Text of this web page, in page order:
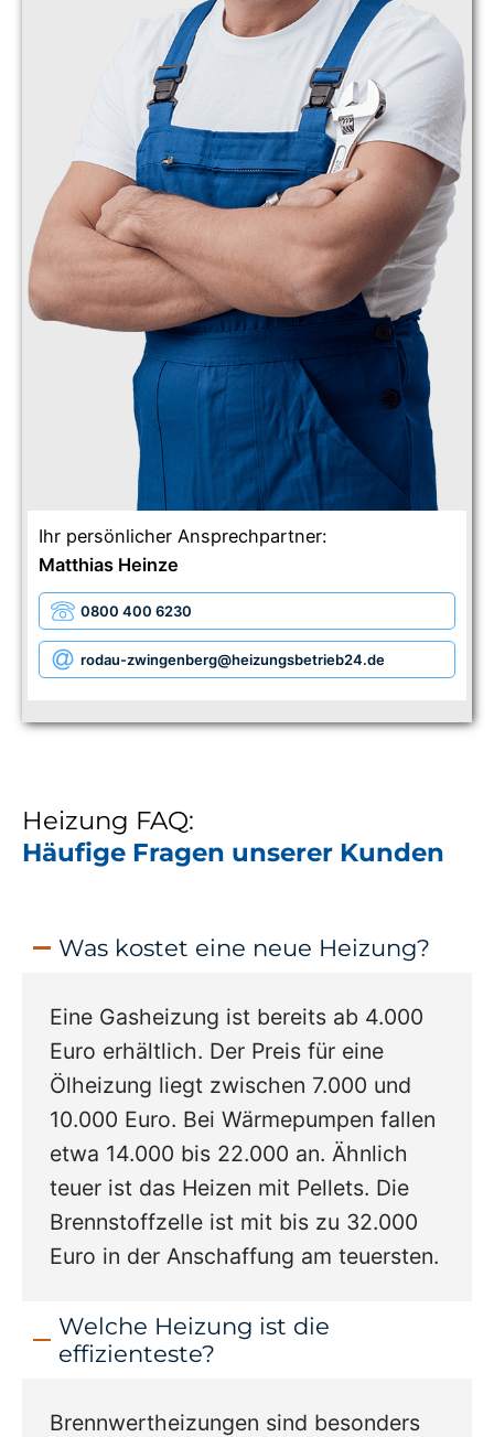
Ihr persönlicher Ansprechpartner:
Matthias Heinze
0800 400 6230
rodau-zwingenberg@heizungsbetrieb24.de
Heizung FAQ:
Häufige Fragen unserer Kunden
Was kostet eine neue Heizung?
Eine Gasheizung ist bereits ab 4.000
Euro erhältlich. Der Preis für eine
Ölheizung liegt zwischen 7.000 und
10.000 Euro. Bei Wärmepumpen fallen
etwa 14.000 bis 22.000 an. Ähnlich
teuer ist das Heizen mit Pellets. Die
Brennstoffzelle ist mit bis zu 32.000
Euro in der Anschaffung am teuersten.
Welche Heizung ist die
effizienteste?
Brennwertheizungen sind besonders